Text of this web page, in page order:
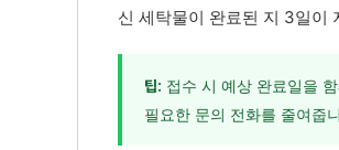
신 세탁물이 완료된 지 3일이
팁: 접수 시 예상 완료일을
필요한 문의 전화를 줄여줍